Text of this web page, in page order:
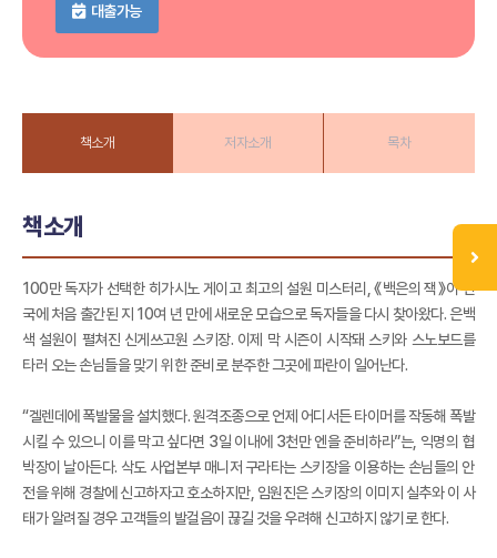
대출가능
책소개 저자소개 목차
책소개
100만 독자가 선택한 히가시노 게이고 최고의 설원 미스터리, 《백은의 잭》이 한
국에 처음 출간된 지 10여 년 만에 새로운 모습으로 독자들을 다시 찾아왔다. 은백
색 설원이 펼쳐진 신게쓰고원 스키장. 이제 막 시즌이 시작돼 스키와 스노보드를
타러 오는 손님들을 맞기 위한 준비로 분주한 그곳에 파란이 일어난다.
“겔렌데에 폭발물을 설치했다. 원격조종으로 언제 어디서든 타이머를 작동해 폭발
시킬 수 있으니 이를 막고 싶다면 3일 이내에 3천만 엔을 준비하라”는, 익명의 협
박장이 날아든다. 삭도 사업본부 매니저 구라타는 스키장을 이용하는 손님들의 안
전을 위해 경찰에 신고하자고 호소하지만, 임원진은 스키장의 이미지 실추와 이 사
태가 알려질 경우 고객들의 발걸음이 끊길 것을 우려해 신고하지 않기로 한다.